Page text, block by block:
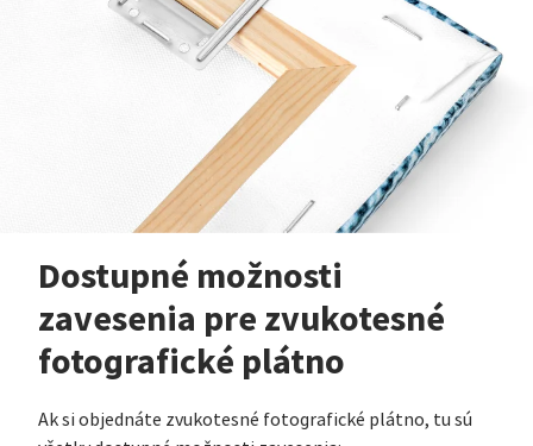
Dostupné možnosti
zavesenia pre zvukotesné
fotografické plátno
Ak si objednáte zvukotesné fotografické plátno, tu sú